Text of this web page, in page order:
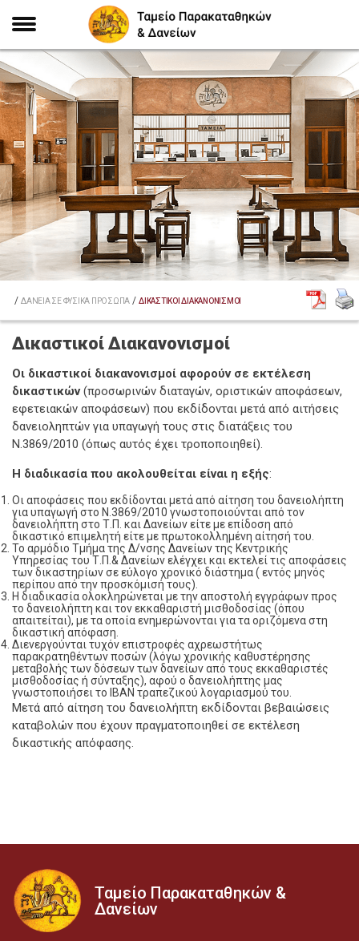
ΑΡΧΙΚΗ
/ ΔΑΝΕΙΑ ΣΕ ΦΥΣΙΚΑ ΠΡΟΣΩΠΑ / ΔΙΚΑΣΤΙΚΟΙ ΔΙΑΚΑΝΟΝΙΣΜΟΙ
Δικαστικοί Διακανονισμοί
Οι δικαστικοί διακανονισμοί αφορούν σε εκτέλεση
δικαστικών(προσωρινών διαταγών, οριστικών αποφάσεων,
εφετειακών αποφάσεων) που εκδίδονται μετά από αιτήσεις
δανειοληπτών για υπαγωγή τους στις διατάξεις του
Ν.3869/2010 (όπως αυτός έχει τροποποιηθεί).
Η διαδικασία που ακολουθείται είναι η εξής:
Οι αποφάσεις που εκδίδονται μετά από αίτηση του δανειολήπτη
για υπαγωγή στο Ν.3869/2010 γνωστοποιούνται από τον
δανειολήπτη στο Τ.Π. και Δανείων είτε με επίδοση από
δικαστικό επιμελητή είτε με πρωτοκολλημένη αίτησή του.
Το αρμόδιο Τμήμα της Δ/νσης Δανείων της Κεντρικής
Υπηρεσίας του Τ.Π.& Δανείων ελέγχει και εκτελεί τις αποφάσεις
των δικαστηρίων σε εύλογο χρονικό διάστημα ( εντός μηνός
περίπου από την προσκόμισή τους).
Η διαδικασία ολοκληρώνεται με την αποστολή εγγράφων προς
το δανειολήπτη και τον εκκαθαριστή μισθοδοσίας (όπου
απαιτείται), με τα οποία ενημερώνονται για τα οριζόμενα στη
δικαστική απόφαση.
Διενεργούνται τυχόν επιστροφές αχρεωστήτως
παρακρατηθέντων ποσών (λόγω χρονικής καθυστέρησης
μεταβολής των δόσεων των δανείων από τους εκκαθαριστές
μισθοδοσίας ή σύνταξης), αφού ο δανειολήπτης μας
γνωστοποιήσει το ΙΒΑΝ τραπεζικού λογαριασμού του.
Μετά από αίτηση του δανειολήπτη εκδίδονται βεβαιώσεις
καταβολών που έχουν πραγματοποιηθεί σε εκτέλεση
δικαστικής απόφασης.
Ταμείο Παρακαταθηκών &
Δανείων